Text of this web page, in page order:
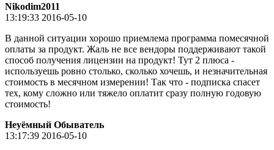
Nikodim2011
13:19:33 2016-05-10
В данной ситуации хорошо приемлема программа помесячной
оплаты за продукт. Жаль не все вендоры поддерживают такой
способ получения лицензии на продукт! Тут 2 плюса -
используешь ровно столько, сколько хочешь, и незначительная
стоимость в месячном измерении! Так что - подписка спасет
тех, кому сложно или тяжело оплатит сразу полную годовую
стоимость!
Неуёмный Обыватель
13:17:39 2016-05-10